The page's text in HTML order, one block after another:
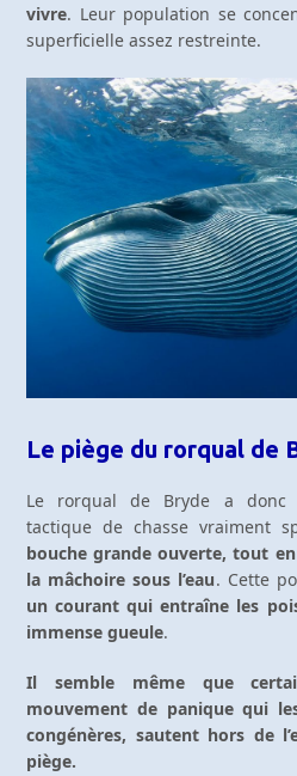
vivre. Leur population se
superficielle assez restreinte.
Le piège du rorqual de
Le rorqual de Bryde a donc
tactique de chasse vraiment
bouche grande ouverte, tout
la mâchoire sous l’eau. Cette
un courant qui entraîne les
immense gueule.
Il semble même que
mouvement de panique qui
congénères, sautent hors de
piège.